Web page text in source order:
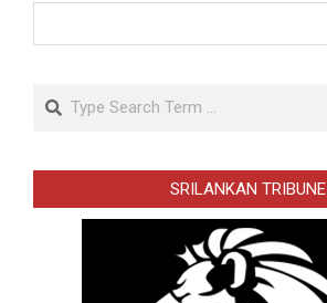
Search
SRILANKAN TRIBUNE